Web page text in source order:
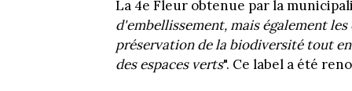
La 4e Fleur obtenue par la
d'embellissement, mais également
préservation de la biodiversité tout
des espaces verts". Ce label a été